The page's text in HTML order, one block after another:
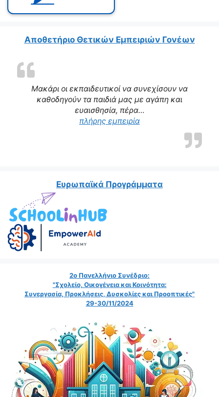
Μακάρι οι εκπαιδευτικοί να συνεχίσουν να
καθοδηγούν τα παιδιά μας με αγάπη και
ευαισθησία, πέρα…
πλήρης εμπειρία“Η δασκάλα μας
Αποθετήριο Θετικών Εμπειριών Γονέων
Ευρωπαϊκά Προγράμματα
2ο Πανελλήνιο Συνέδριο:
"Σχολείο, Οικογένεια και Κοινότητα:
Συνεργασία, Προκλήσεις, Δυσκολίες και Προοπτικές"
29-30/11/2024